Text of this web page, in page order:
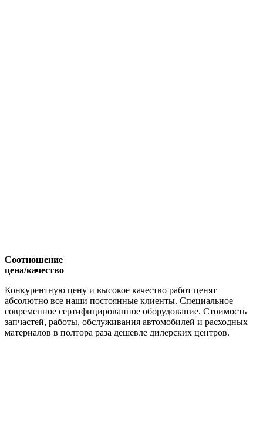
Соотношение
цена/качество
Конкурентную цену и высокое качество работ ценят
абсолютно все наши постоянные клиенты. Специальное
современное сертифицированное оборудование. Стоимость
запчастей, работы, обслуживания автомобилей и расходных
материалов в полтора раза дешевле дилерских центров.